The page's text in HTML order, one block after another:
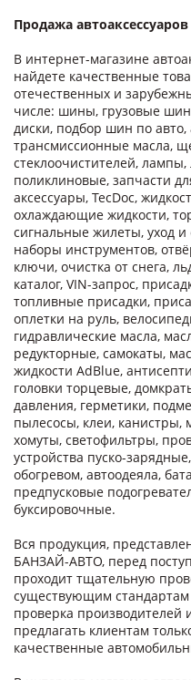
Продажа автоаксессуаров
В интернет-магазине
найдете качественные
отечественных и
числе: шины, грузовые
диски, подбор шин по авто,
трансмиссионные масла,
стеклоочистителей,
поликлиновые, запчасти
аксессуары, TecDoc,
охлаждающие жидкости,
сигнальные жилеты, уход
наборы инструментов,
ключи, очистка от снега,
каталог, VIN-запрос,
топливные присадки,
оплетки на руль,
гидравлические масла,
редукторные, самокаты,
жидкости AdBlue,
головки торцевые,
давления, герметики,
пылесосы, клеи, канистры,
хомуты, светофильтры,
устройства пуско-
обогревом, автоодеяла,
предпусковые
буксировочные.
Вся продукция,
БАНЗАЙ-АВТО, перед
проходит тщательную
существующим стандартам
проверка производителей
предлагать клиентам
качественные